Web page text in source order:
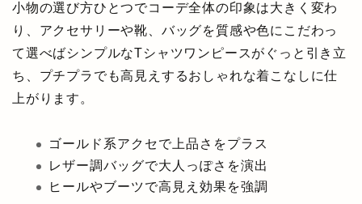
小物の選び方ひとつでコーデ全体の印象は大きく変わ
り、アクセサリーや靴、バッグを質感や色にこだわっ
て選べばシンプルなTシャツワンピースがぐっと引き立
ち、プチプラでも高見えするおしゃれな着こなしに仕
上がります。
ゴールド系アクセで上品さをプラス
レザー調バッグで大人っぽさを演出
ヒールやブーツで高見え効果を強調